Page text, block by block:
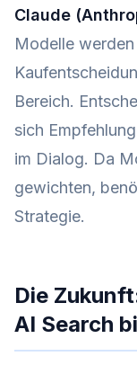
Claude
Modelle
Bereich.
sich
im Dialog. Da
gewichten,
Strategie.
Die
AI Search